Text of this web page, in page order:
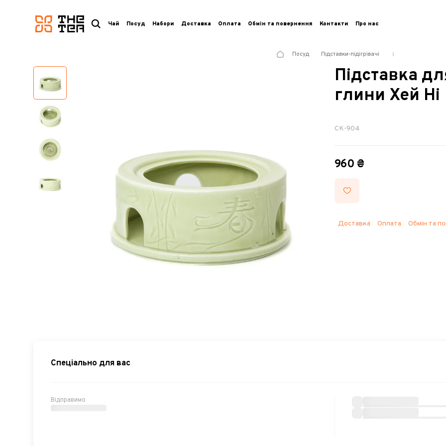
логотип
Чай Посуд Набори Доставка Оплата Обмін та повернення Контакти Про нас
Посуд Підставки-підігрівачі
Підставка
глини Хей Ні
CK-904
960 ₴
Доставка Оплата Обмін та
Спеціально для вас
Відправимо